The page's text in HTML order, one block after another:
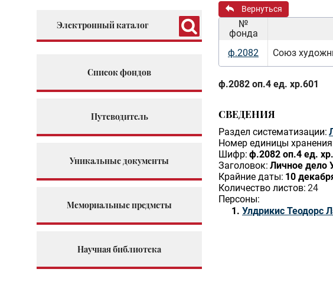
Электронный каталог
Список фондов
Путеводитель
Уникальные документы
Мемориальные предметы
Научная библиотека
Вернуться
№
фонда
ф.2082
Союз
ф.2082 оп.4 ед. хр.601
СВЕДЕНИЯ
Раздел систематизации:
Номер единицы
Шифр: ф.2082 оп.4 ед.
Заголовок: Личное дело
Крайние даты: 10
Количество листов: 24
Персоны:
Улдрикис Теодорс